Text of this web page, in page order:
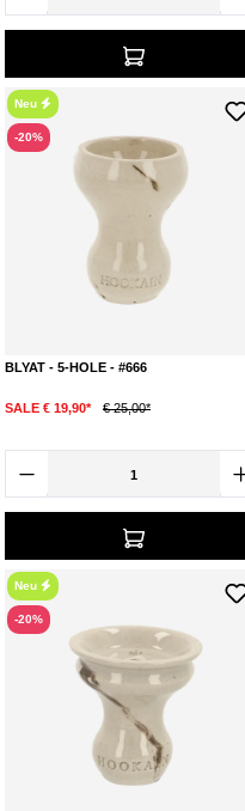
Neu
-20%
BLYAT - 5-HOLE - #666
SALE € 19,90* € 25,00*
Neu
-20%